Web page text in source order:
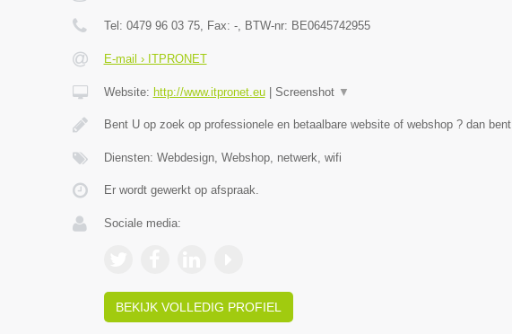
Tel: 0479 96 03 75, Fax: -, BTW-nr: BE0645742955
E-mail › ITPRONET
Website: http://www.itpronet.eu| Screenshot ▼
Bent U op zoek op professionele en betaalbare website of webshop ? dan bent
Diensten: Webdesign, Webshop, netwerk, wifi
Er wordt gewerkt op afspraak.
Sociale media:
BEKIJK VOLLEDIG PROFIEL